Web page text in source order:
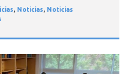
, Noticias, Noticias